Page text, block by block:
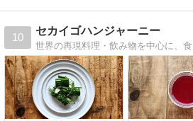
10
セカイゴハンジャーニー